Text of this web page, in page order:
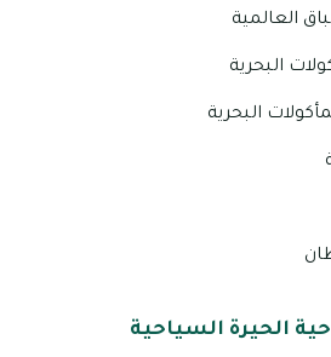
العالمية
البحرية
البحرية
الحيرة السياحية